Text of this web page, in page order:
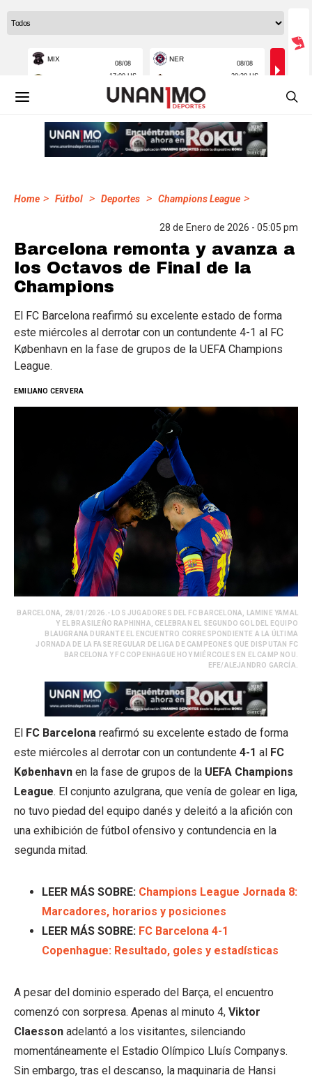
Home > Fútbol > Deportes > Champions League >
28 de Enero de 2026 - 05:05 pm
Barcelona remonta y avanza a
los Octavos de Final de la
Champions
El FC Barcelona reafirmó su excelente estado de forma
este miércoles al derrotar con un contundente 4-1 al FC
København en la fase de grupos de la UEFA Champions
League.
EMILIANO CERVERA
BARCELONA, 28/01/2026.- LOS JUGADORES DEL FC BARCELONA, LAMINE YAMAL
Y EL BRASILEÑO RAPHINHA, CELEBRAN EL SEGUNDO GOL DEL EQUIPO
BLAUGRANA DURANTE EL ENCUENTRO CORRESPONDIENTE A LA ÚLTIMA
JORNADA DE LA FASE REGULAR DE LIGA DE CAMPEONES QUE DISPUTAN FC
BARCELONA Y FC COPENHAGUE HOY MIÉRCOLES EN EL CAMP NOU.
EFE/ALEJANDRO GARCÍA.
El FC Barcelona reafirmó su excelente estado de forma
este miércoles al derrotar con un contundente 4-1 al FC
København en la fase de grupos de la UEFA Champions
League. El conjunto azulgrana, que venía de golear en liga,
no tuvo piedad del equipo danés y deleitó a la afición con
una exhibición de fútbol ofensivo y contundencia en la
segunda mitad.
LEER MÁS SOBRE: Champions League Jornada 8:
Marcadores, horarios y posiciones
LEER MÁS SOBRE: FC Barcelona 4-1
Copenhague: Resultado, goles y estadísticas
A pesar del dominio esperado del Barça, el encuentro
comenzó con sorpresa. Apenas al minuto 4, Viktor
Claesson adelantó a los visitantes, silenciando
momentáneamente el Estadio Olímpico Lluís Companys.
Sin embargo, tras el descanso, la maquinaria de Hansi